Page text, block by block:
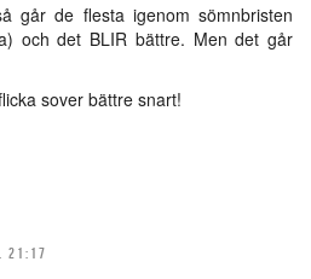
går de flesta igenom sömnbristen
och det BLIR bättre. Men det går
sover bättre snart!
21:17